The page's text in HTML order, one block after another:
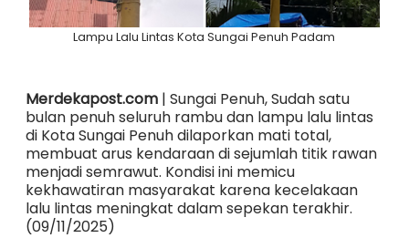
Lampu Lalu Lintas Kota Sungai Penuh Padam
Merdekapost.com| Sungai Penuh, Sudah satu
bulan penuh seluruh rambu dan lampu lalu lintas
di Kota Sungai Penuh dilaporkan mati total,
membuat arus kendaraan di sejumlah titik rawan
menjadi semrawut. Kondisi ini memicu
kekhawatiran masyarakat karena kecelakaan
lalu lintas meningkat dalam sepekan terakhir.
(09/11/2025)